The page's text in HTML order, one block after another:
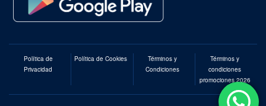
Política de
Privacidad
Política de Cookies
Términos y
Condiciones
Términos y
condiciones
promociones 2026